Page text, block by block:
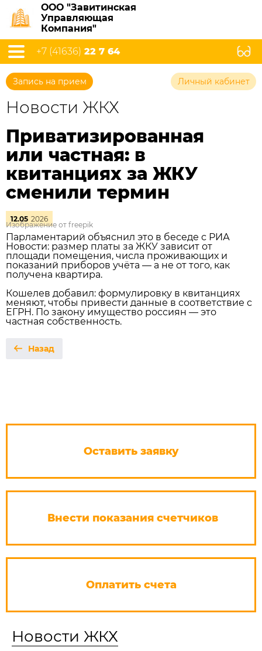
ООО "Завитинская
Управляющая
Компания"
+7 (41636) 22 7 64
Запись на прием Личный кабинет
Новости ЖКХ
Приватизированная
или частная: в
квитанциях за ЖКУ
сменили термин
12.05 2026
Изображение от freepik
Парламентарий объяснил это в беседе с РИА
Новости: размер платы за ЖКУ зависит от
площади помещения, числа проживающих и
показаний приборов учёта — а не от того, как
получена квартира.
Кошелев добавил: формулировку в квитанциях
меняют, чтобы привести данные в соответствие с
ЕГРН. По закону имущество россиян — это
частная собственность.
Назад
Оставить заявку
Внести показания счетчиков
Оплатить счета
Новости ЖКХ